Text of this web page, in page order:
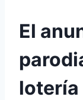
El
lotería